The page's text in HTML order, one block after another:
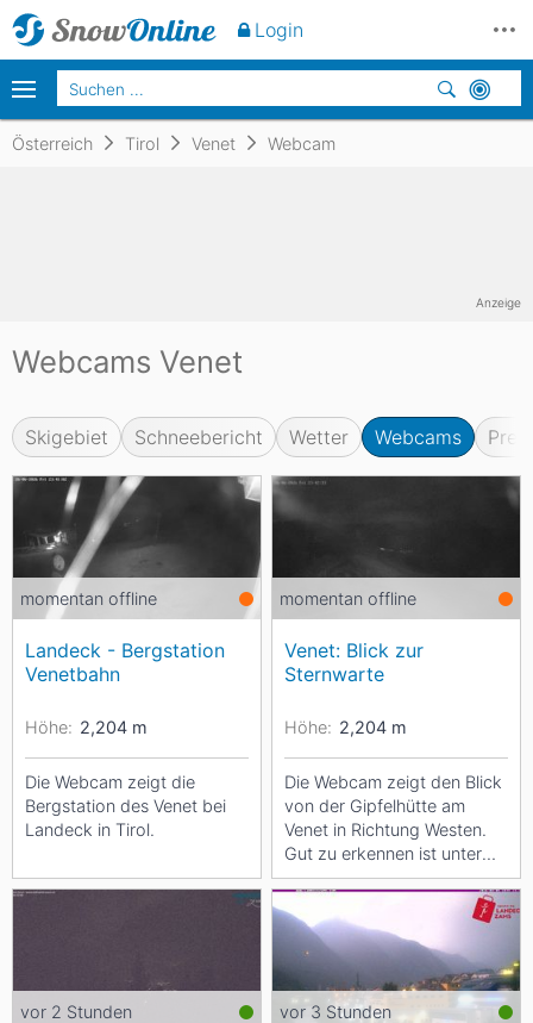
Österreich Tirol Venet Webcam
Webcams Venet
Skigebiet Schneebericht Wetter Webcams
momentan offline
Landeck - Bergstation
Venetbahn
Höhe: 2,204 m
Die Webcam zeigt die
Bergstation des Venet bei
Landeck in Tirol.
momentan offline
Venet: Blick zur
Sternwarte
Höhe: 2,204 m
Die Webcam zeigt den Blick
von der Gipfelhütte am
Venet in Richtung Westen.
Gut zu erkennen ist unter
anderem die Sternwarte mit
ihrem weißen...
vor 2 Stunden vor 3 Stunden
Anzeige
Login